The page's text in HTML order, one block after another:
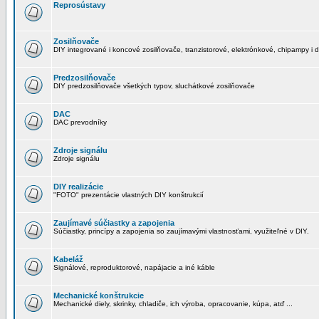
Reprosústavy
Zosilňovače
DIY integrované i koncové zosilňovače, tranzistorové, elektrónkové, chipampy i
Predzosilňovače
DIY predzosilňovače všetkých typov, sluchátkové zosilňovače
DAC
DAC prevodníky
Zdroje signálu
Zdroje signálu
DIY realizácie
"FOTO" prezentácie vlastných DIY konštrukcií
Zaujímavé súčiastky a zapojenia
Súčiastky, princípy a zapojenia so zaujímavými vlastnosťami, využiteľné v DIY.
Kabeláž
Signálové, reproduktorové, napájacie a iné káble
Mechanické konštrukcie
Mechanické diely, skrinky, chladiče, ich výroba, opracovanie, kúpa, atď ...